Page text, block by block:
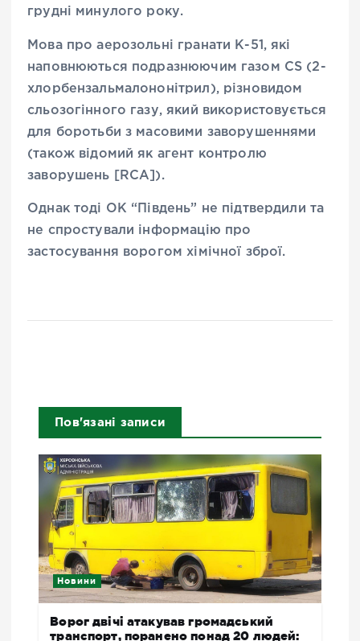
грудні минулого року.
Мова про аерозольні гранати К-51, які
наповнюються подразнюючим газом CS (2-
хлорбензальмалононітрил), різновидом
сльозогінного газу, який використовується
для боротьби з масовими заворушеннями
(також відомий як агент контролю
заворушень [RCA]).
Однак тоді ОК “Південь” не підтвердили та
не спростували інформацію про
застосування ворогом хімічної зброї.
Пов'язані записи
Новини
Ворог двічі атакував громадський
транспорт, поранено понад 20 людей: